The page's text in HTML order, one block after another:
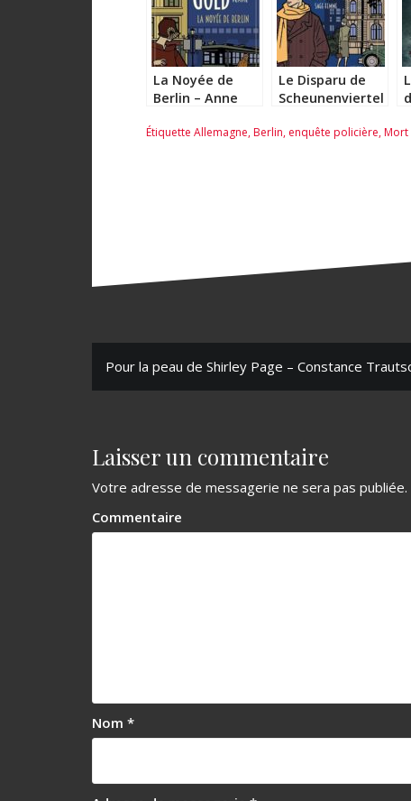
La Noyée de
Berlin – Anne
Le Disparu de
Scheunenviertel
Étiquette Allemagne,Berlin, enquête policière,Mort
N
i
g
a
e
l
a
Pour la peau de Shirley Page – Constance
Laisser un commentaire
Votre adresse de messagerie ne sera pas publiée.
Commentaire
Nom *